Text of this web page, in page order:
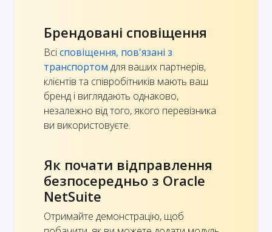
Брендовані сповіщення
Всісповіщення, пов'язані з
транспортом для ваших партнерів,
клієнтів та співробітників мають ваш
бренд і виглядають однаково,
незалежно від того, якого перевізника
ви використовуєте.
Як почати відправлення
безпосередньо з Oracle
NetSuite
Отримайте демонстрацію, щоб